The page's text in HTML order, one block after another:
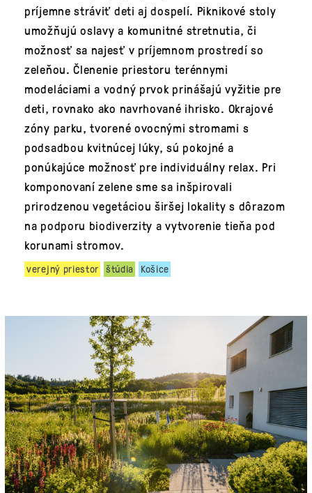
príjemne stráviť deti aj dospelí. Piknikové stoly
umožňujú oslavy a komunitné stretnutia, či
možnosť sa najesť v príjemnom prostredí so
zeleňou. Členenie priestoru terénnymi
modeláciami a vodný prvok prinášajú vyžitie pre
deti, rovnako ako navrhované ihrisko. Okrajové
zóny parku, tvorené ovocnými stromami s
podsadbou kvitnúcej lúky, sú pokojné a
ponúkajúce možnosť pre individuálny relax. Pri
komponovaní zelene sme sa inšpirovali
prirodzenou vegetáciou širšej lokality s dôrazom
na podporu biodiverzity a vytvorenie tieňa pod
korunami stromov.
verejný priestor štúdia Košice